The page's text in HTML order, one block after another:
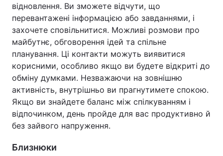
відновлення. Ви зможете відчути, що
перевантажені інформацією або завданнями, і
захочете сповільнитися. Можливі розмови про
майбутнє, обговорення ідей та спільне
планування. Ці контакти можуть виявитися
корисними, особливо якщо ви будете відкриті до
обміну думками. Незважаючи на зовнішню
активність, внутрішньо ви прагнутимете спокою.
Якщо ви знайдете баланс між спілкуванням і
відпочинком, день пройде для вас продуктивно й
без зайвого напруження.
Близнюки